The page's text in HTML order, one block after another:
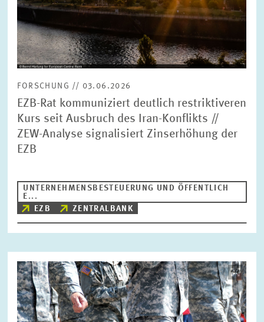
FORSCHUNG // 03.06.2026
EZB-Rat kommuniziert deutlich restriktiveren
Kurs seit Ausbruch des Iran-Konflikts //
ZEW-Analyse signalisiert Zinserhöhung der
EZB
UNTERNEHMENSBESTEUERUNG UND ÖFFENTLICH
E...
EZB
ZENTRALBANK
Bild
öffnet
in
vergrößerter
Ansicht